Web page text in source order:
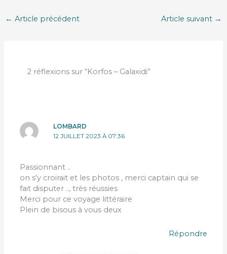
← Article précédent Article suivant →
2 réflexions sur “Korfos – Galaxidi”
LOMBARD
12 JUILLET 2023 À 07:36
Passionnant ..
on s’y croirait et les photos , merci captain qui se
fait disputer .., très réussies
Merci pour ce voyage littéraire
Plein de bisous à vous deux
Répondre